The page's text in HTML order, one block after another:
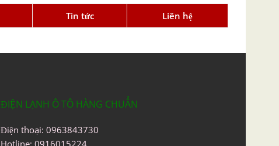
Tin tức Liên hệ
ĐIỆN LẠNH Ô TÔ HÀNG CHUẨN
Điện thoại: 0963843730
Hotline: 0916015224